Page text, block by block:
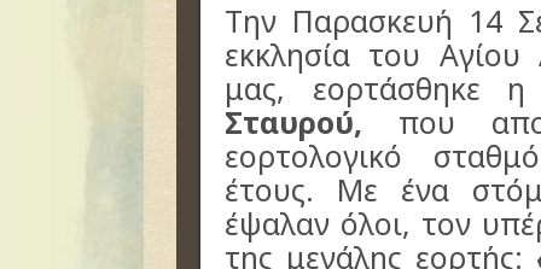
Την Παρασκευή 14
εκκλησία του
μας, εορτάσθηκε η
Σταυρού, που
εορτολογικό
έτους. Με ένα
έψαλαν όλοι, τον
της μεγάλης εορτής: